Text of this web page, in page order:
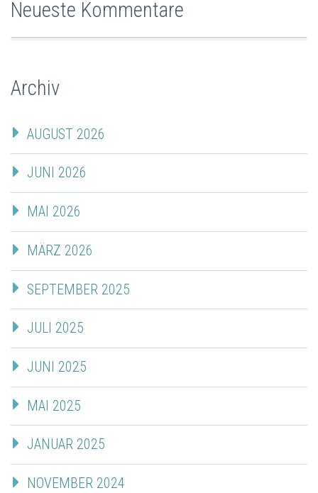
Neueste Kommentare
Archiv
AUGUST 2026
JUNI 2026
MAI 2026
MÄRZ 2026
SEPTEMBER 2025
JULI 2025
JUNI 2025
MAI 2025
JANUAR 2025
NOVEMBER 2024